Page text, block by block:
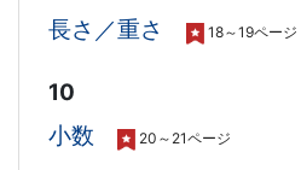
長さ／重さ
18～19ページ
10
小数
20～21ページ